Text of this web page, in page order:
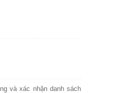
và xác nhận danh sách